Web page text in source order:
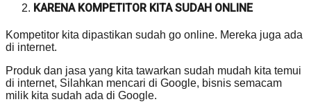
KARENA KOMPETITOR KITA SUDAH ONLINE
Kompetitor kita dipastikan sudah go online. Mereka juga ada
di internet.
Produk dan jasa yang kita tawarkan sudah mudah kita temui
di internet, Silahkan mencari di Google, bisnis semacam
milik kita sudah ada di Google.